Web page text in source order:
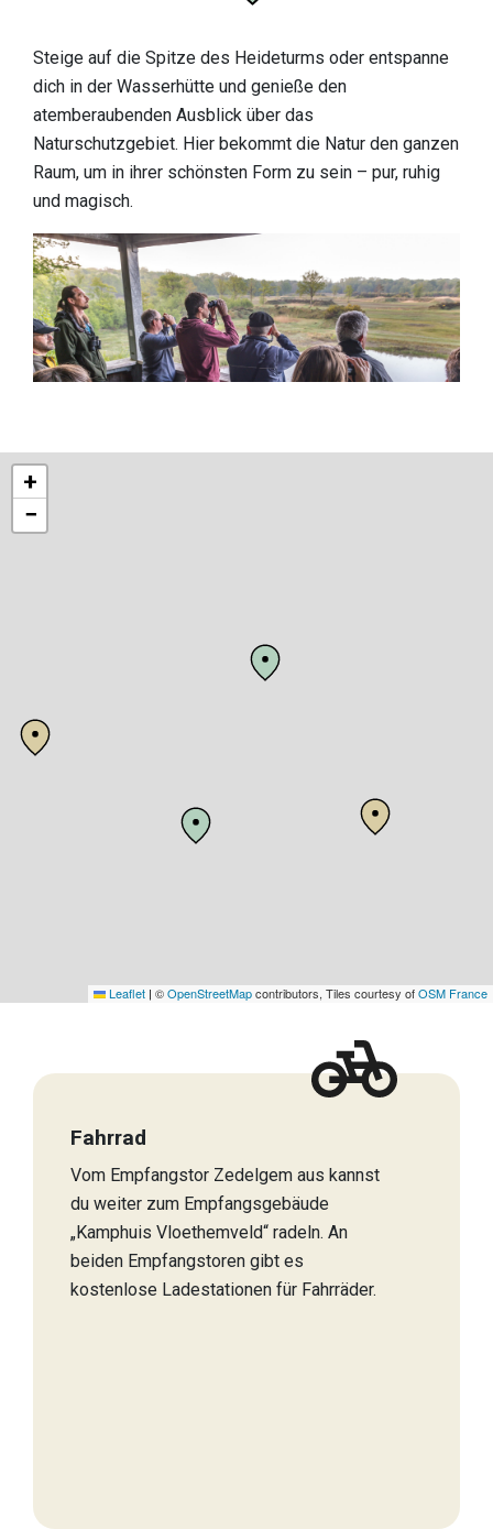
Steige auf die Spitze des Heideturms oder entspanne
dich in der Wasserhütte und genieße den
atemberaubenden Ausblick über das
Naturschutzgebiet. Hier bekommt die Natur den ganzen
Raum, um in ihrer schönsten Form zu sein – pur, ruhig
und magisch.
+
−
Leaflet | ©OpenStreetMapcontributors, Tiles courtesy ofOSM France
Fahrrad
Vom Empfangstor Zedelgem aus kannst
du weiter zum Empfangsgebäude
„Kamphuis Vloethemveld“ radeln. An
beiden Empfangstoren gibt es
kostenlose Ladestationen für Fahrräder.